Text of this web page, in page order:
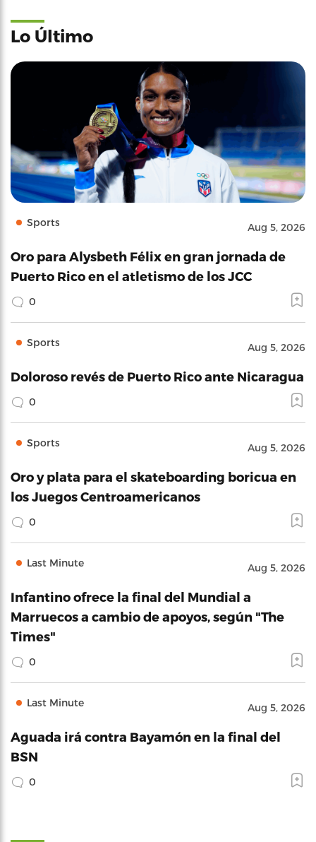
Lo Último
Sports Aug 5, 2026
Oro para Alysbeth Félix en gran jornada de
Puerto Rico en el atletismo de los JCC
0
Sports Aug 5, 2026
Doloroso revés de Puerto Rico ante Nicaragua
0
Sports Aug 5, 2026
Oro y plata para el skateboarding boricua en
los Juegos Centroamericanos
0
Last Minute Aug 5, 2026
Infantino ofrece la final del Mundial a
Marruecos a cambio de apoyos, según "The
Times"
0
Last Minute Aug 5, 2026
Aguada irá contra Bayamón en la final del
BSN
0